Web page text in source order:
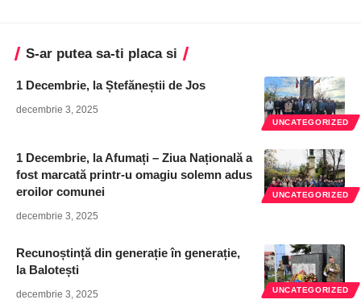
S-ar putea sa-ti placa si
UNCATEGORIZED
1 Decembrie, la Ștefăneștii de Jos
decembrie 3, 2025
UNCATEGORIZED
1 Decembrie, la Afumați – Ziua Națională a
fost marcată printr-u omagiu solemn adus
eroilor comunei
decembrie 3, 2025
UNCATEGORIZED
Recunoștință din generație în generație,
la Balotești
decembrie 3, 2025